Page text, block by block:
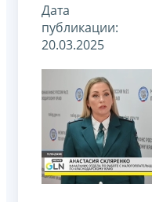
Дата
публикации:
20.03.2025